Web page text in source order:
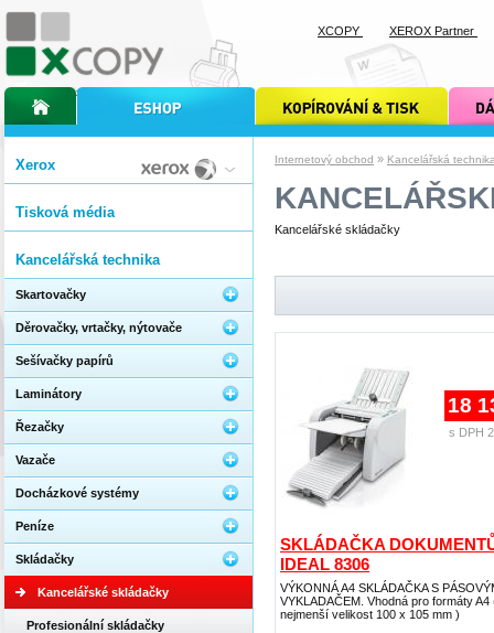
Internetový obchod » Kancelářská
Kancelářské skládačky
SKLÁDAČKA
IDEAL 8306
VÝKONNÁ A4 SKLÁDAČKA S
VYKLADAČEM. Vhodná pro formáty A4
nejmenší velikost 100 x 105 mm )
18
s DPH
Xerox
Tisková média
Kancelářská technika
Skartovačky
Děrovačky, vrtačky, nýtovače
Sešívačky papírů
Laminátory
Řezačky
Vazače
Docházkové systémy
Peníze
Skládačky
Kancelářské skládačky
Profesionální skládačky
úvodní stránka xcopyinternetový obchod xcopy kopírování a tisk xcopy dárkové
XCOPY XEROX Partner